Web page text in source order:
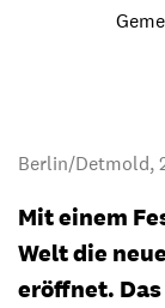
Berlin/Detmold,
Mit einem
Welt die
eröffnet.